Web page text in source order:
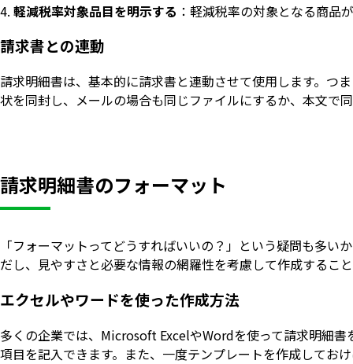
軽減税率対象品目を明示する ：軽減税率の対象となる商品
請求書との連動
請求明細書は、基本的に請求書と連動させて使用します。つ
状を同封し、メールの場合も同じファイルにするか、本文で
請求明細書のフォーマット
「フォーマットってどうすればいいの？」という疑問も多
だし、見やすさと必要な情報の網羅性を考慮して作成するこ
エクセルやワードを使った作成方法
多くの企業では、Microsoft ExcelやWordを使って請求明細
項目を記入できます。また、一度テンプレートを作成してお